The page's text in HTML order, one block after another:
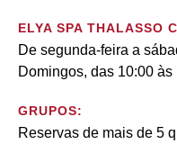
ELYA SPA THALASSO
De segunda-feira a
Domingos, das 10:00 às
GRUPOS:
Reservas de mais de 5